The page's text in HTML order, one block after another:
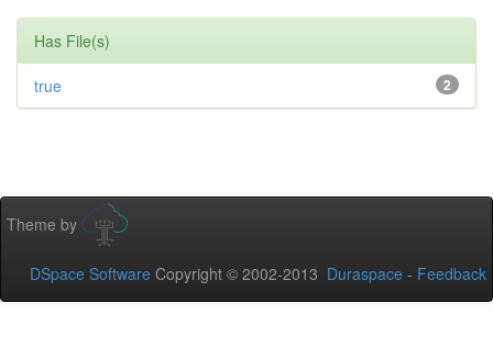
Has File(s)
2
true
Theme by
DSpace Software Copyright © 2002-2013 Duraspace - Feedback